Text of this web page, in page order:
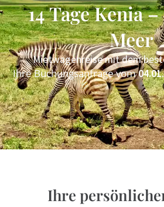
14 Tage Kenia
Meer
Mietwagenreise mit dem
Ihre Buchungsanfrage vom
Ihre